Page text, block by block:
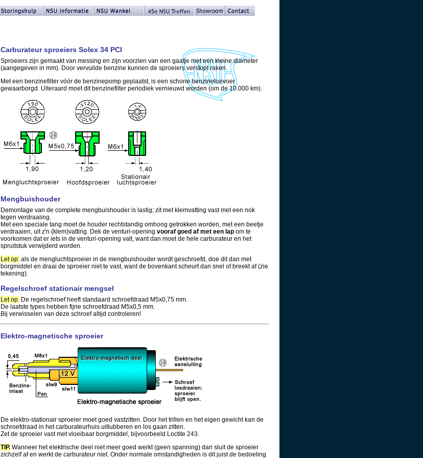
Carburateur sproeiers Solex 34 PCI
Sproeiers zijn gemaakt van messing en zijn voorzien van een gaatje met een kleine diameter
(aangegeven in mm). Door vervuilde benzine kunnen de sproeiers verstopt raken.
Met een benzinefilter vóór de benzinepomp geplaatst, is een schone benzinetoevoer
gewaarborgd. Uiteraard moet dit benzinefilter periodiek vernieuwd worden (om de 10.000 km).
Mengbuishouder
Demontage van de complete mengbuishouder is lastig; zit met klemvatting vast met een nok
tegen verdraaiing.
Met een speciale tang moet de houder rechtstandig omhoog getrokken worden, met een beetje
verdraaien, uit z'n (klem)vatting. Dek de venturi-opening vooraf goed af met een lap om te
voorkomen dat er iets in de venturi-opening valt, want dan moet de hele carburateur en het
spruitstuk verwijderd worden.
Let op: als de mengluchtsproeier in de mengbuishouder wordt geschroefd, doe dit dan met
borgmiddel en draai de sproeier niet te vast, want de bovenkant scheurt dan snel of breekt af (zie
tekening).
Regelschroef stationair mengsel
Let op. De regelschroef heeft standaard schroefdraad M5x0,75 mm.
De laatste types hebben fijne schroefdraad M5x0,5 mm.
Bij verwisselen van deze schroef altijd controleren!
Elektro-magnetische sproeier
De elektro-stationair sproeier moet goed vastzitten. Door het trillen en het eigen gewicht kan de
schroefdraad in het carburateurhuis uitlubberen en los gaan zitten.
Zet de sproeier vast met vloeibaar borgmiddel, bijvoorbeeld Loctite 243.
TIP. Wanneer het elektrische deel niet meer goed werkt (geen spanning) dan sluit de sproeier
zichzelf af en werkt de carburateur niet. Onder normale omstandigheden is dit juist de bedoeling